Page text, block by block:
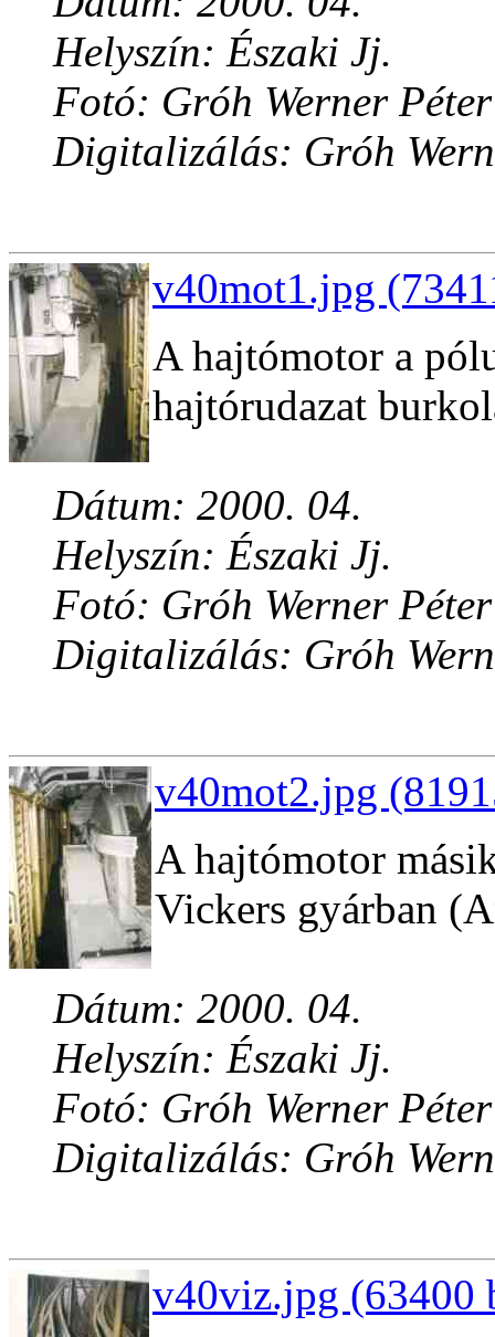
Helyszín: Északi Jj.
Fotó: Gróh Werner Péter
Digitalizálás: Gróh
v40mot1.jpg
A hajtómotor a
hajtórudazat
Dátum: 2000. 04.
Helyszín: Északi Jj.
Fotó: Gróh Werner Péter
Digitalizálás: Gróh
v40mot2.jpg
A hajtómotor
Vickers gyárban
Dátum: 2000. 04.
Helyszín: Északi Jj.
Fotó: Gróh Werner Péter
Digitalizálás: Gróh
v40viz.jpg (63400